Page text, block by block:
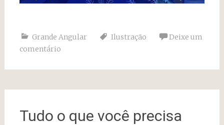
Grande Angular Ilustração
Deixe um
comentário
Tudo o que você precisa